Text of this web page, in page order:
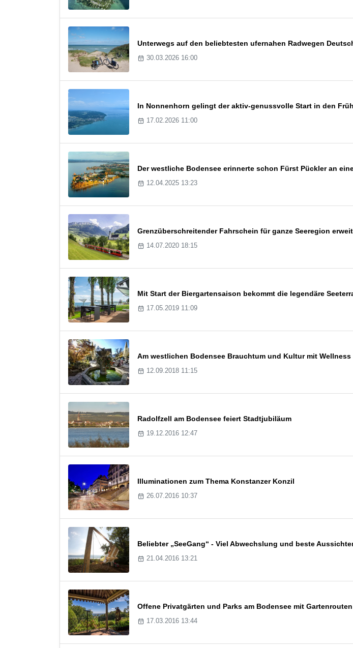
Unterwegs auf den beliebtesten ufernahen Radwegen
30.03.2026 16:00
In Nonnenhorn gelingt der aktiv-genussvolle Start in den
17.02.2026 11:00
Der westliche Bodensee erinnerte schon Fürst Pückler an
12.04.2025 13:23
Grenzüberschreitender Fahrschein für ganze Seeregion
14.07.2020 18:15
Mit Start der Biergartensaison bekommt die legendäre
17.05.2019 11:09
Am westlichen Bodensee Brauchtum und Kultur mit Wellness
12.09.2018 11:15
Radolfzell am Bodensee feiert Stadtjubiläum
19.12.2016 12:47
Illuminationen zum Thema Konstanzer Konzil
26.07.2016 10:37
Beliebter „SeeGang“ - Viel Abwechslung und beste
21.04.2016 13:21
Offene Privatgärten und Parks am Bodensee mit
17.03.2016 13:44